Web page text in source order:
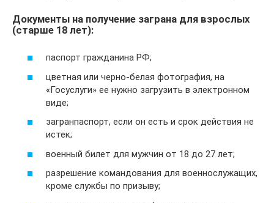
Документы на получение заграна для взрослых
(старше 18 лет):
паспорт гражданина РФ;
цветная или черно-белая фотография, на
«Госуслуги» ее нужно загрузить в электронном
виде;
загранпаспорт, если он есть и срок действия не
истек;
военный билет для мужчин от 18 до 27 лет;
разрешение командования для военнослужащих,
кроме службы по призыву;